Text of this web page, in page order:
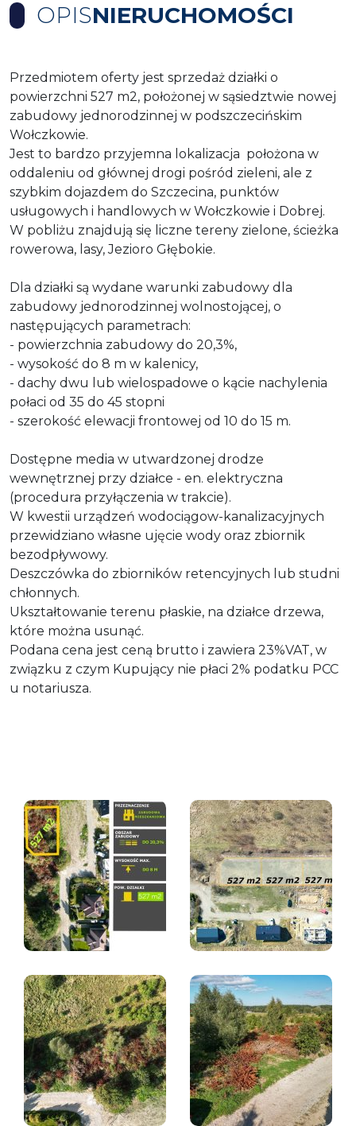
OPISNIERUCHOMOŚCI
Przedmiotem oferty jest sprzedaż działki o
powierzchni 527 m2, położonej w sąsiedztwie nowej
zabudowy jednorodzinnej w podszczecińskim
Wołczkowie.
Jest to bardzo przyjemna lokalizacja położona w
oddaleniu od głównej drogi pośród zieleni, ale z
szybkim dojazdem do Szczecina, punktów
usługowych i handlowych w Wołczkowie i Dobrej.
W pobliżu znajdują się liczne tereny zielone, ścieżka
rowerowa, lasy, Jezioro Głębokie.
Dla działki są wydane warunki zabudowy dla
zabudowy jednorodzinnej wolnostojącej, o
następujących parametrach:
- powierzchnia zabudowy do 20,3%,
- wysokość do 8 m w kalenicy,
- dachy dwu lub wielospadowe o kącie nachylenia
połaci od 35 do 45 stopni
- szerokość elewacji frontowej od 10 do 15 m.
Dostępne media w utwardzonej drodze
wewnętrznej przy działce - en. elektryczna
(procedura przyłączenia w trakcie).
W kwestii urządzeń wodociągow-kanalizacyjnych
przewidziano własne ujęcie wody oraz zbiornik
bezodpływowy.
Deszczówka do zbiorników retencyjnych lub studni
chłonnych.
Ukształtowanie terenu płaskie, na działce drzewa,
które można usunąć.
Podana cena jest ceną brutto i zawiera 23%VAT, w
związku z czym Kupujący nie płaci 2% podatku PCC
u notariusza.